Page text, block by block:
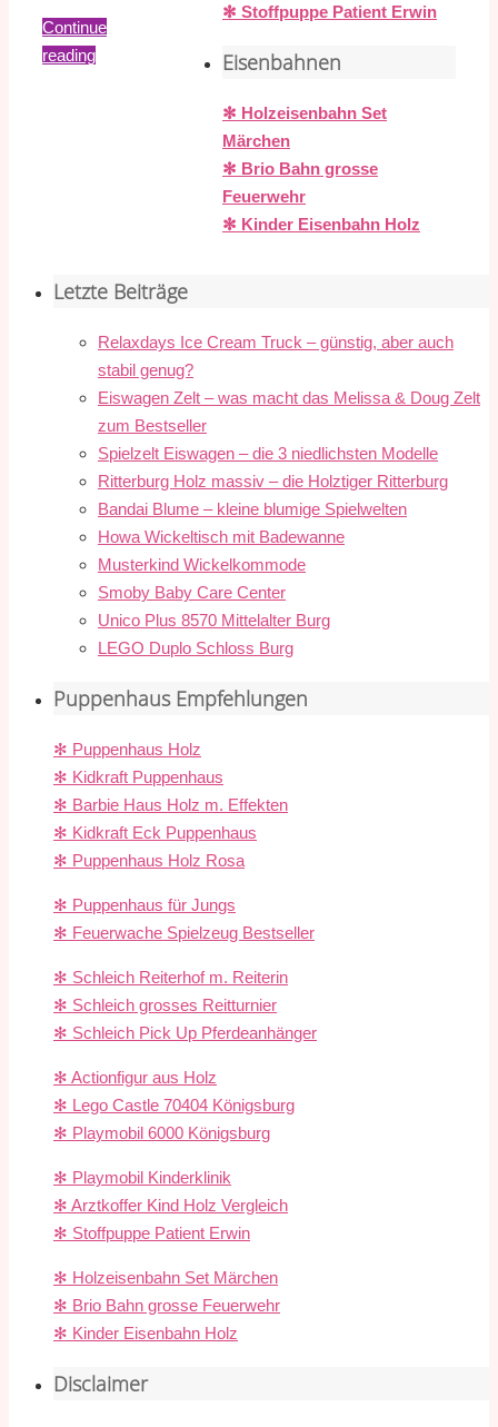
Continue
reading
✻ Stoffpuppe Patient Erwin
Eisenbahnen
✻ Holzeisenbahn Set
Märchen
✻ Brio Bahn grosse
Feuerwehr
✻ Kinder Eisenbahn Holz
Letzte Beiträge
Relaxdays Ice Cream Truck – günstig, aber auch
stabil genug?
Eiswagen Zelt – was macht das Melissa & Doug Zelt
zum Bestseller
Spielzelt Eiswagen – die 3 niedlichsten Modelle
Ritterburg Holz massiv – die Holztiger Ritterburg
Bandai Blume – kleine blumige Spielwelten
Howa Wickeltisch mit Badewanne
Musterkind Wickelkommode
Smoby Baby Care Center
Unico Plus 8570 Mittelalter Burg
LEGO Duplo Schloss Burg
Puppenhaus Empfehlungen
✻ Puppenhaus Holz
✻ Kidkraft Puppenhaus
✻ Barbie Haus Holz m. Effekten
✻ Kidkraft Eck Puppenhaus
✻ Puppenhaus Holz Rosa
✻ Puppenhaus für Jungs
✻ Feuerwache Spielzeug Bestseller
✻ Schleich Reiterhof m. Reiterin
✻ Schleich grosses Reitturnier
✻ Schleich Pick Up Pferdeanhänger
✻ Actionfigur aus Holz
✻ Lego Castle 70404 Königsburg
✻ Playmobil 6000 Königsburg
✻ Playmobil Kinderklinik
✻ Arztkoffer Kind Holz Vergleich
✻ Stoffpuppe Patient Erwin
✻ Holzeisenbahn Set Märchen
✻ Brio Bahn grosse Feuerwehr
✻ Kinder Eisenbahn Holz
Disclaimer